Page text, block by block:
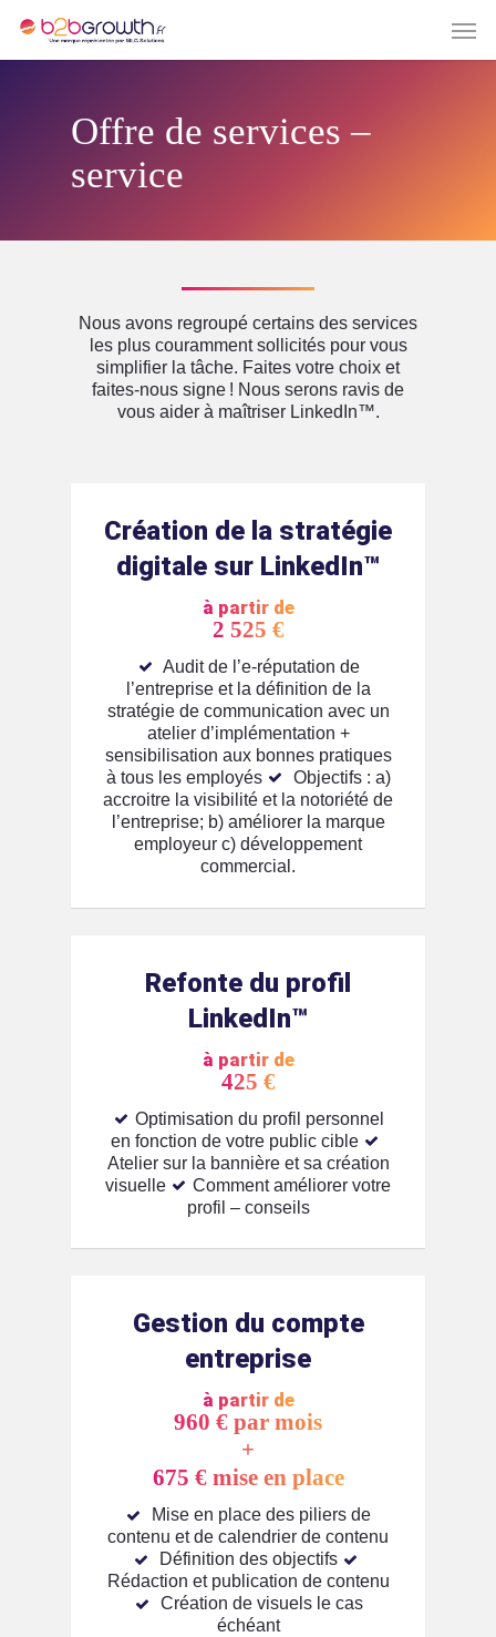
Offre de services –
service
Nous avons regroupé certains des services
les plus couramment sollicités pour vous
simplifier la tâche. Faites votre choix et
faites-nous signe ! Nous serons ravis de
vous aider à maîtriser LinkedIn™️.
Création de la stratégie
digitale sur LinkedIn™️
à partir de
2 525 €
Audit de l’e-réputation de
l’entreprise et la définition de la
stratégie de communication avec un
atelier d’implémentation +
sensibilisation aux bonnes pratiques
à tous les employés
Objectifs : a)
accroitre la visibilité et la notoriété de
l’entreprise; b) améliorer la marque
employeur c) développement
commercial.
Refonte du profil
LinkedIn™️
à partir de
425 €
Optimisation du profil personnel
en fonction de votre public cible
Atelier sur la bannière et sa création
visuelle
Comment améliorer votre
profil – conseils
Gestion du compte
entreprise
à partir de
960 € par mois
+
675 € mise en place
Mise en place des piliers de
contenu et de calendrier de contenu
Définition des objectifs
Rédaction et publication de contenu
Création de visuels le cas
échéant